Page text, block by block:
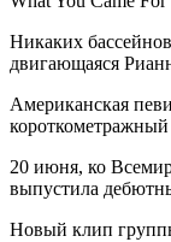
Никаких
двигающаяся
Американская
20 июня, ко
выпустила
Новый клип